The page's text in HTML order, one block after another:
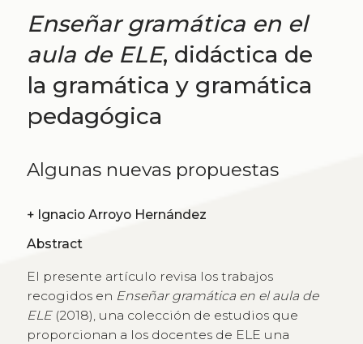
Enseñar gramática en el
aula de ELE, didáctica de
la gramática y gramática
pedagógica
Algunas nuevas propuestas
+ Ignacio Arroyo Hernández
Abstract
El presente artículo revisa los trabajos
recogidos en Enseñar gramática en el aula de
ELE(2018), una colección de estudios que
proporcionan a los docentes de ELE una